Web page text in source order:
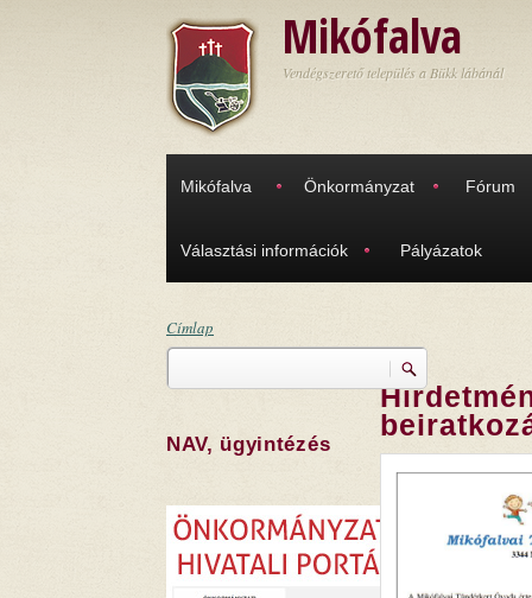
Mikófalva
Vendégszerető település a Bükk lábánál
Mikófalva Önkormányzat Fórum
Választási információk Pályázatok
Címlap
Keresés
NAV, ügyintézés